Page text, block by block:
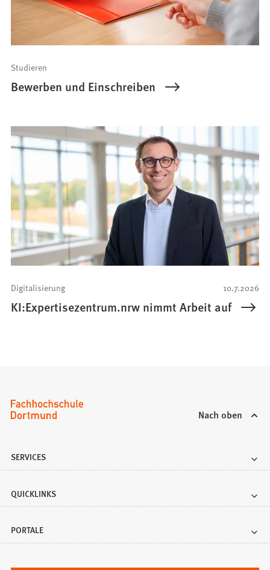
Studieren
Bewerben und Einschreiben
10.7.2026
Digitalisierung
KI:Expertisezentrum.nrw nimmt Arbeit auf
Nach oben
SERVICES
QUICKLINKS
PORTALE